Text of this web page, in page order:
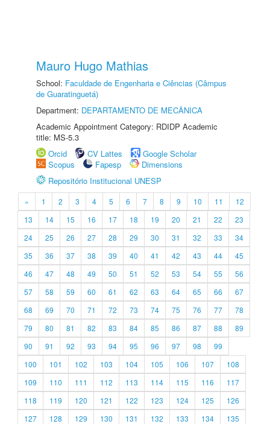
Mauro Hugo Mathias
School: Faculdade de Engenharia e Ciências (Câmpus
de Guaratinguetá)
Department: DEPARTAMENTO DE MECÂNICA
Academic Appointment Category: RDIDP Academic
title: MS-5.3
Orcid
CV Lattes
Google Scholar
Scopus
Fapesp
Dimensions
Repositório Institucional UNESP
« 1 2 3 4 5 6 7 8 9 10 11
12
13
14 15 16 17 18 19 20 21 22
23
24
25 26 27 28 29 30 31 32 33
34
35
36 37 38 39 40 41 42 43 44
45
46
47 48 49 50 51 52 53 54 55
56
57
58 59 60 61 62 63 64 65 66
67
68
69 70 71 72 73 74 75 76 77
78
79
80 81 82 83 84 85 86 87 88
89
90
91 92 93 94 95 96 97 98
99
100
101 102 103 104 105 106 107
108
109
110 111 112 113 114 115 116
117
118
119 120 121 122 123 124 125
126
127
128 129 130 131 132 133 134
135